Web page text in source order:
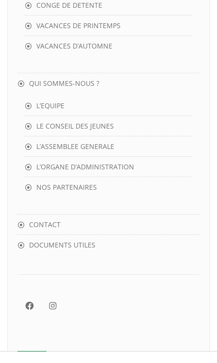
CONGE DE DETENTE
VACANCES DE PRINTEMPS
VACANCES D’AUTOMNE
QUI SOMMES-NOUS ?
L’EQUIPE
LE CONSEIL DES JEUNES
L’ASSEMBLEE GENERALE
L’ORGANE D’ADMINISTRATION
NOS PARTENAIRES
CONTACT
DOCUMENTS UTILES
FacebookInstagram